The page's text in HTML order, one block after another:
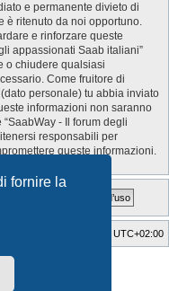
fornire la
e permanente divieto di
è ritenuto da noi opportuno.
e rinforzare queste
appassionati Saab italiani”
o chiudere qualsiasi
Come fruitore di
personale) tu abbia inviato
informazioni non saranno
- Il forum degli
responsabili per
queste informazioni.
UTC+02:00
© phpBB Limited